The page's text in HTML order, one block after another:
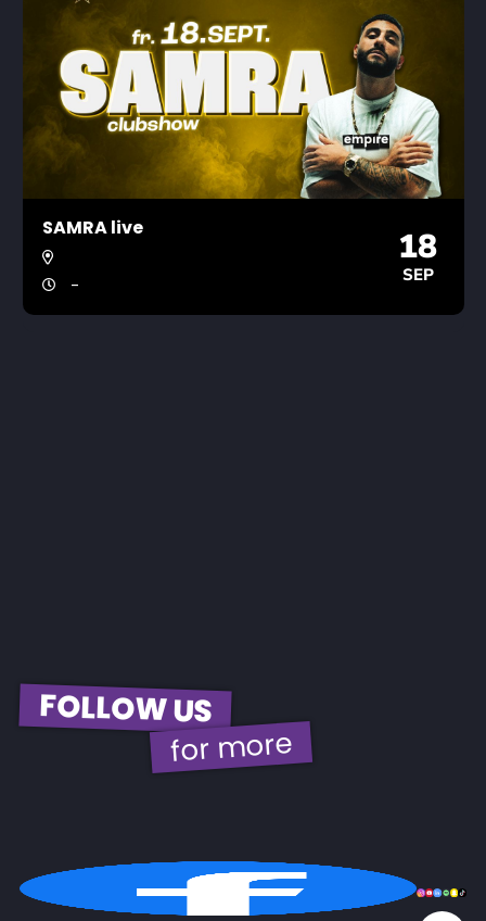
SAMRA live
-
18
SEP
FOLLOW US
for more